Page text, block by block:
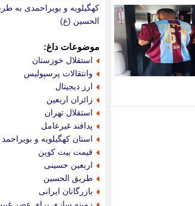
کهگیلویه و بویراحمدی به
الحسین (ع)
موضوعات داغ:
استقلال خوزستان
وانتقالات پرسپولیس
ارز دیجیتال
زائران اربعین
استقلال تهران
پدافند غیرعامل
استان کهگیلویه و بویراحمد
قیمت بیت کوین
اربعین حسینی
طریق الحسین
بازرگانان ایرانی